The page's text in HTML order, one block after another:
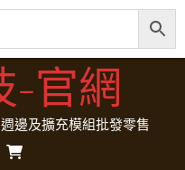
-官網
週邊及擴充模組批發零售